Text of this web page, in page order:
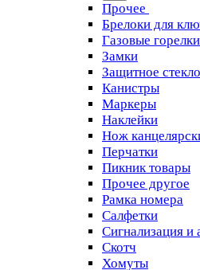
Прочее
Брелоки для
Газовые
Замки
Защитное стекло
Канистры
Маркеры
Наклейки
Нож
Перчатки
Пикник товары
Прочее другое
Рамка номера
Салфетки
Сигнализация и
Скотч
Хомуты